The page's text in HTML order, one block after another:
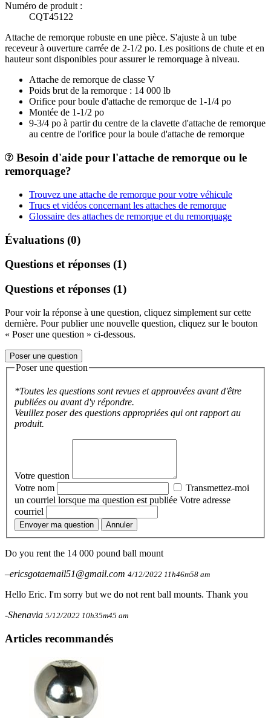
Numéro de produit :
CQT45122
Attache de remorque robuste en une pièce. S'ajuste à un tube
receveur à ouverture carrée de 2-1/2 po. Les positions de chute et en
hauteur sont disponibles pour assurer le remorquage à niveau.
Attache de remorque de classe V
Poids brut de la remorque : 14 000 lb
Orifice pour boule d'attache de remorque de 1-1/4 po
Montée de 1-1/2 po
9-3/4 po à partir du centre de la clavette d'attache de remorque
au centre de l'orifice pour la boule d'attache de remorque
Besoin d'aide pour l'attache de remorque ou le
remorquage?
Trouvez une attache de remorque pour votre véhicule
Trucs et vidéos concernant les attaches de remorque
Glossaire des attaches de remorque et du remorquage
Évaluations (0)
Questions et réponses (1)
Questions et réponses (1)
Pour voir la réponse à une question, cliquez simplement sur cette
dernière. Pour publier une nouvelle question, cliquez sur le bouton
« Poser une question » ci-dessous.
Poser une question
Poser une question
*Toutes les questions sont revues et approuvées avant d'être
publiées ou avant d'y répondre.
Veuillez poser des questions appropriées qui ont rapport au
produit.
Votre question
Votre nom
Transmettez-moi
un courriel lorsque ma question est publiée Votre adresse
courriel
Envoyer ma question Annuler
Do you rent the 14 000 pound ball mount
–ericsgotaemail51@gmail.com 4/12/2022 11h46m58 am
Hello Eric. I'm sorry but we do not rent ball mounts. Thank you
-Shenavia 5/12/2022 10h35m45 am
Articles recommandés